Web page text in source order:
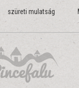
szüreti mulatság